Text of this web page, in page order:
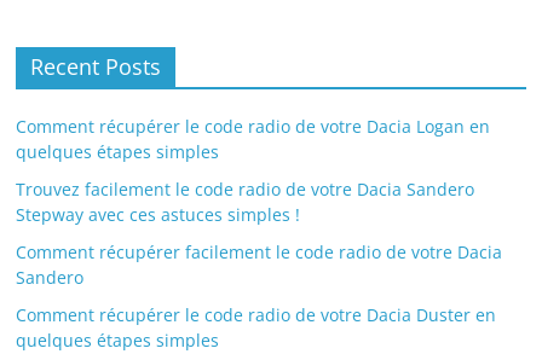
Recent Posts
Comment récupérer le code radio de votre Dacia Logan en
quelques étapes simples
Trouvez facilement le code radio de votre Dacia Sandero
Stepway avec ces astuces simples !
Comment récupérer facilement le code radio de votre Dacia
Sandero
Comment récupérer le code radio de votre Dacia Duster en
quelques étapes simples